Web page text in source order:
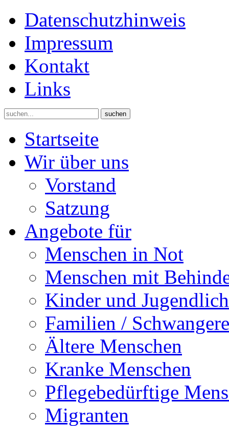
Datenschutzhinweis
Impressum
Kontakt
Links
suchen
Startseite
Wir über uns
Vorstand
Satzung
Angebote für
Menschen in Not
Menschen mit
Kinder und
Familien / Schwangere
Ältere Menschen
Kranke Menschen
Pflegebedürftige
Migranten